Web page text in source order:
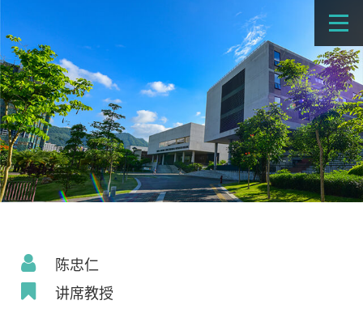
陈忠仁
讲席教授